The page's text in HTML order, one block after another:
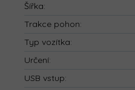
Šířka:
Trakce pohon:
Typ vozítka:
Určení:
USB vstup: